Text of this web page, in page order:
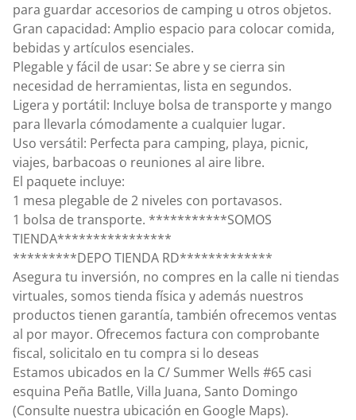
para guardar accesorios de camping u otros objetos.
Gran capacidad: Amplio espacio para colocar comida,
bebidas y artículos esenciales.
Plegable y fácil de usar: Se abre y se cierra sin
necesidad de herramientas, lista en segundos.
Ligera y portátil: Incluye bolsa de transporte y mango
para llevarla cómodamente a cualquier lugar.
Uso versátil: Perfecta para camping, playa, picnic,
viajes, barbacoas o reuniones al aire libre.
El paquete incluye:
1 mesa plegable de 2 niveles con portavasos.
1 bolsa de transporte. ***********SOMOS
TIENDA****************
*********DEPO TIENDA RD*************
Asegura tu inversión, no compres en la calle ni tiendas
virtuales, somos tienda física y además nuestros
productos tienen garantía, también ofrecemos ventas
al por mayor. Ofrecemos factura con comprobante
fiscal, solicitalo en tu compra si lo deseas
Estamos ubicados en la C/ Summer Wells #65 casi
esquina Peña Batlle, Villa Juana, Santo Domingo
(Consulte nuestra ubicación en Google Maps).